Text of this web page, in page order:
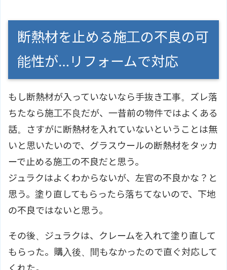
断熱材を止める施工の不良の可
能性が…リフォームで対応
もし断熱材が入っていないなら手抜き工事。ズレ落
ちたなら施工不良だが、一昔前の物件ではよくある
話。さすがに断熱材を入れていないということは無
いと思いたいので、グラスウールの断熱材をタッカ
ーで止める施工の不良だと思う。
ジュラクはよくわからないが、左官の不良かな？と
思う。塗り直してもらったら落ちてないので、下地
の不良ではないと思う。
その後、ジュラクは、クレームを入れて塗り直して
もらった。購入後、間もなかったので直ぐ対応して